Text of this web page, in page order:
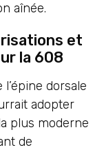
aînée.
et
la 608
dorsale
adopter
plus moderne
de